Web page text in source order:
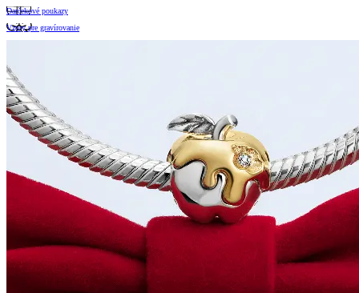
Darčekové poukazy
Vzory pre gravírovanie